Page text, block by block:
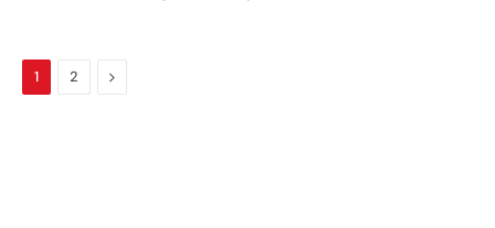
1 2 Next